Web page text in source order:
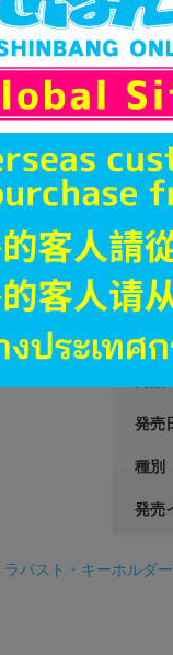
※詳細に
JAN
商品
商品
発売
種別
発売
バスト・キーホルダ